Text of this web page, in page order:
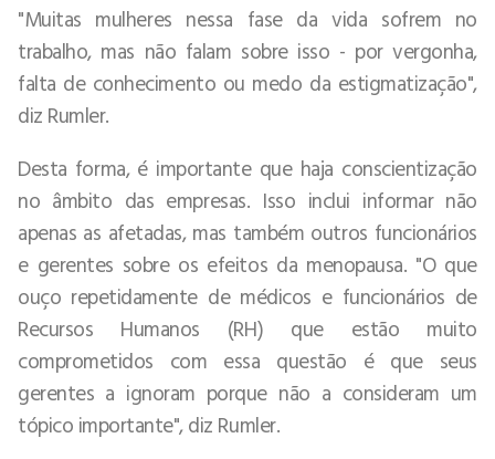
"Muitas mulheres nessa fase da vida sofrem no
trabalho, mas não falam sobre isso - por vergonha,
falta de conhecimento ou medo da estigmatização",
diz Rumler.
Desta forma, é importante que haja conscientização
no âmbito das empresas. Isso inclui informar não
apenas as afetadas, mas também outros funcionários
e gerentes sobre os efeitos da menopausa. "O que
ouço repetidamente de médicos e funcionários de
Recursos Humanos (RH) que estão muito
comprometidos com essa questão é que seus
gerentes a ignoram porque não a consideram um
tópico importante", diz Rumler.